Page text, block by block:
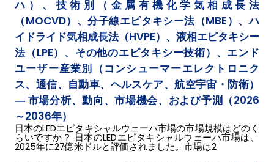
ハ）、技術別（金属有機化学気相成長法
（MOCVD）、分子線エピタキシー法（MBE）、ハ
イドライド気相成長法（HVPE）、液相エピタキシー
法（LPE）、その他のエピタキシー技術）、エンド
ユーザー産業別（コンシューマーエレクトロニク
ス、通信、自動車、ヘルスケア、航空宇宙・防衛）
― 市場分析、動向、市場機会、および予測（2026
～2036年）
日本のLEDエピタキシャルウェーハ市場の市場規模はどのく
らいですか？ 日本のLEDエピタキシャルウェーハ市場は、
2025年に27億米ドルと評価されました。市場は2